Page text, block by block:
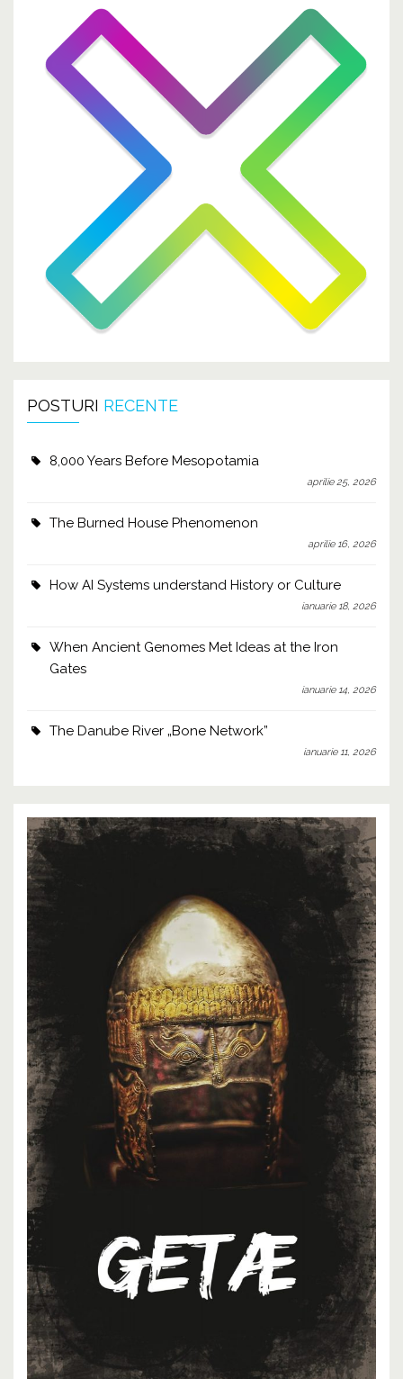
POSTURI RECENTE
8,000 Years Before Mesopotamia
aprilie 25, 2026
The Burned House Phenomenon
aprilie 16, 2026
How AI Systems understand History or Culture
ianuarie 18, 2026
When Ancient Genomes Met Ideas at the Iron
Gates
ianuarie 14, 2026
The Danube River „Bone Network”
ianuarie 11, 2026